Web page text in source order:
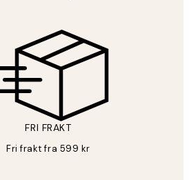
FRI FRAKT
Fri frakt fra 599 kr